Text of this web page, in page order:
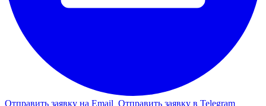
Отправить заявку на Email Отправить заявку в Telegram